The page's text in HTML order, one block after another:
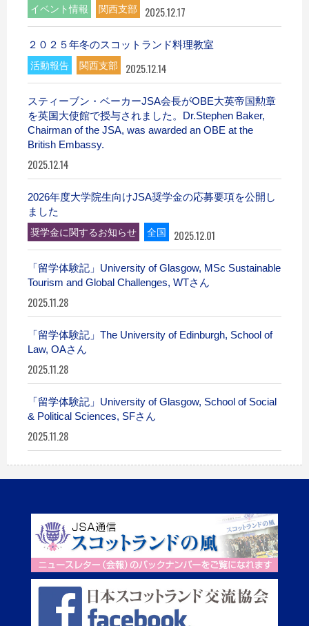
イベント情報 関西支部 2025.12.17
２０２５年冬のスコットランド料理教室
活動報告 関西支部 2025.12.14
スティーブン・ベーカーJSA会長がOBE大英帝国勲章
を英国大使館で授与されました。Dr.Stephen Baker,
Chairman of the JSA, was awarded an OBE at the
British Embassy.
2025.12.14
2026年度大学院生向けJSA奨学金の応募要項を公開し
ました
奨学金に関するお知らせ 全国 2025.12.01
「留学体験記」University of Glasgow, MSc Sustainable
Tourism and Global Challenges, WTさん
2025.11.28
「留学体験記」The University of Edinburgh, School of
Law, OAさん
2025.11.28
「留学体験記」University of Glasgow, School of Social
& Political Sciences, SFさん
2025.11.28